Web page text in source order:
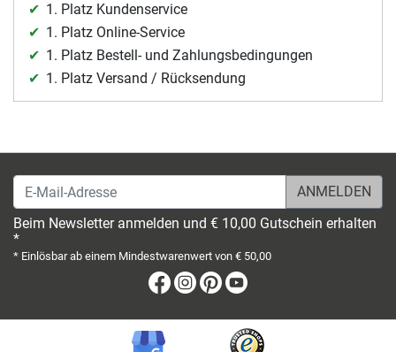
1. Platz Kundenservice
1. Platz Online-Service
1. Platz Bestell- und Zahlungsbedingungen
1. Platz Versand / Rücksendung
E-Mail-Adresse
Beim Newsletter anmelden und € 10,00 Gutschein erhalten
*
* Einlösbar ab einem Mindestwarenwert von € 50,00
Facebook
Instagram
Pinterest